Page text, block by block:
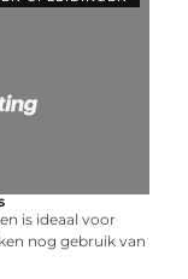
is ideaal voor
nog gebruik van